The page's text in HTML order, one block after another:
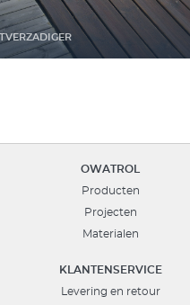
OWATROL
Producten
Projecten
Materialen
KLANTENSERVICE
Levering en retour